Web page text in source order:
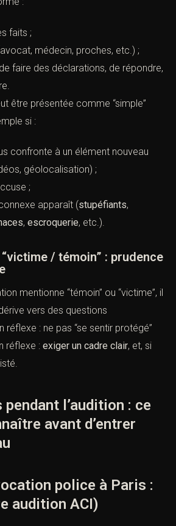
faits ;
médecin, proches, etc.) ;
faire des déclarations, de répondre,
être présentée comme “simple”
si :
confronte à un élément nouveau
géolocalisation) ;
;
apparaît (stupéfiants,
, escroquerie, etc.).
/ témoin” : prudence
mentionne “témoin” ou “victime”, il
vers des questions
réflexe : ne pas “se sentir protégé”
réflexe : exiger un cadre clair, et, si
l’audition : ce
avant d’entrer
police à Paris :
audition ACI)